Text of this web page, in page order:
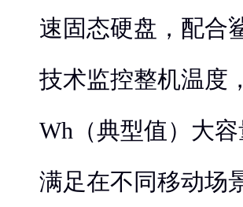
速固态硬盘，配合
技术监控整机温度
Wh（典型值）大
满足在不同移动场